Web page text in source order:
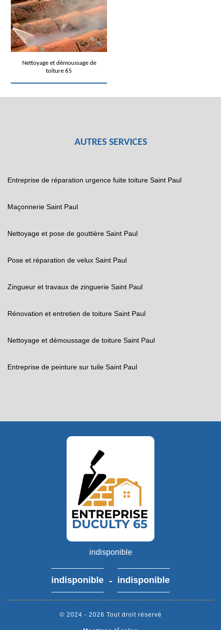
Nettoyage et démoussage de
toiture 65
AUTRES SERVICES
Entreprise de réparation urgence fuite toiture Saint Paul
Maçonnerie Saint Paul
Nettoyage et pose de gouttière Saint Paul
Pose et réparation de velux Saint Paul
Zingueur et travaux de zinguerie Saint Paul
Rénovation et entretien de toiture Saint Paul
Nettoyage et démoussage de toiture Saint Paul
Entreprise de peinture sur tuile Saint Paul
indisponible
indisponible - indisponible
© 2024 - 2026 Tout droit réservé